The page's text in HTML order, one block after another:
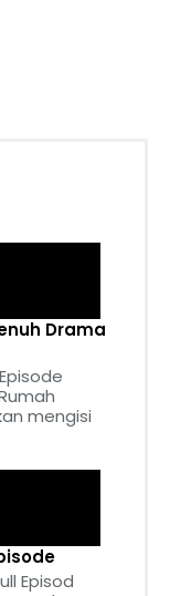
Drama
mengisi
Episod